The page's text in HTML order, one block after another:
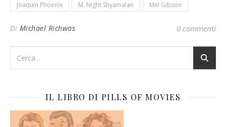
Joaquin Phoenix M. Night Shyamalan Mel Gibson
Di Michael Richwas 0 commenti
IL LIBRO DI PILLS OF MOVIES